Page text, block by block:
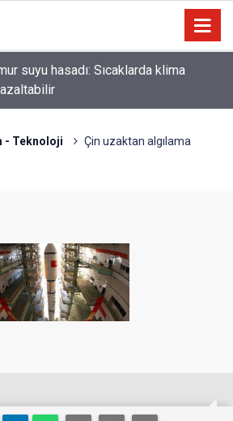
suyu hasadı: Sıcaklarda klima
azaltabilir
- Teknoloji
Çin uzaktan algılama